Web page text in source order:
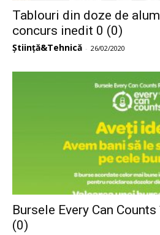
Tablouri din doze de
concurs inedit 0 (0)
Știință&Tehnică - 26/02/2020
Bursele Every Can
(0)